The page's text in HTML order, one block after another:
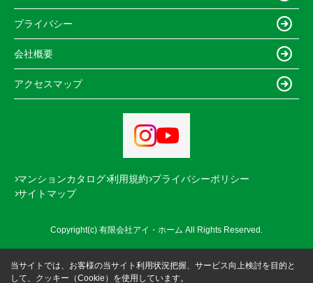
プライバシー
会社概要
アクセスマップ
マンションカタログ 利用規約 プライバシーポリシー
サイトマップ
Copyright(c) 有限会社アイ・ホーム All Rights Reserved.
当サイトでは、お客様の当サイト利用状況把握、サービス向上検討を目的と
して、クッキー（Cookie）を使用しています。